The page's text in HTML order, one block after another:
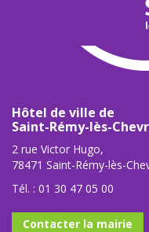
Hôtel de ville de
Saint-Rémy-lès-
2 rue Victor Hugo,
78471 Saint-Rémy-lès-
Tél. : 01 30 47 05 00
Contacter la mairie